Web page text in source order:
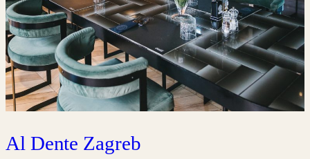
Al Dente Zagreb